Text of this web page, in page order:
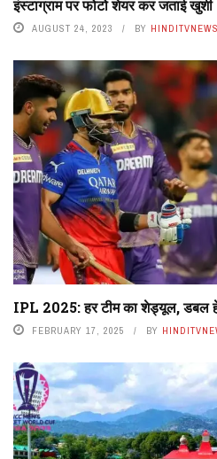
इंस्टाग्राम पर फोटो शेयर कर जताई खुशी
AUGUST 24, 2023 BY HINDITVNEWS
IPL 2025: हर टीम का शेड्यूल, डबल
FEBRUARY 17, 2025 BY